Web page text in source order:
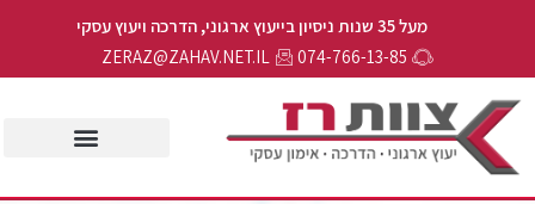
מעל 35 שנות ניסיון בייעוץ ארגוני, הדרכה ויעוץ עסקי
074-766-13-85
ZERAZ@ZAHAV.NET.IL